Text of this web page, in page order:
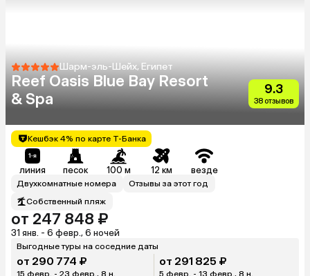
Шарм-эль-Шейх, Египет
Reef Oasis Blue Bay Resort
& Spa
9.3
38 отзывов
Кешбэк 4% по карте Т-Банка
линия песок 100 м 12 км везде
Двухкомнатные номера
Отзывы за этот год
Собственный пляж
от 247 848 ₽
31 янв. - 6 февр., 6 ночей
Выгодные туры на соседние даты
от 290 774 ₽
15 февр. - 23 февр., 8 н.
от 291 825 ₽
5 февр. - 13 февр., 8 н.